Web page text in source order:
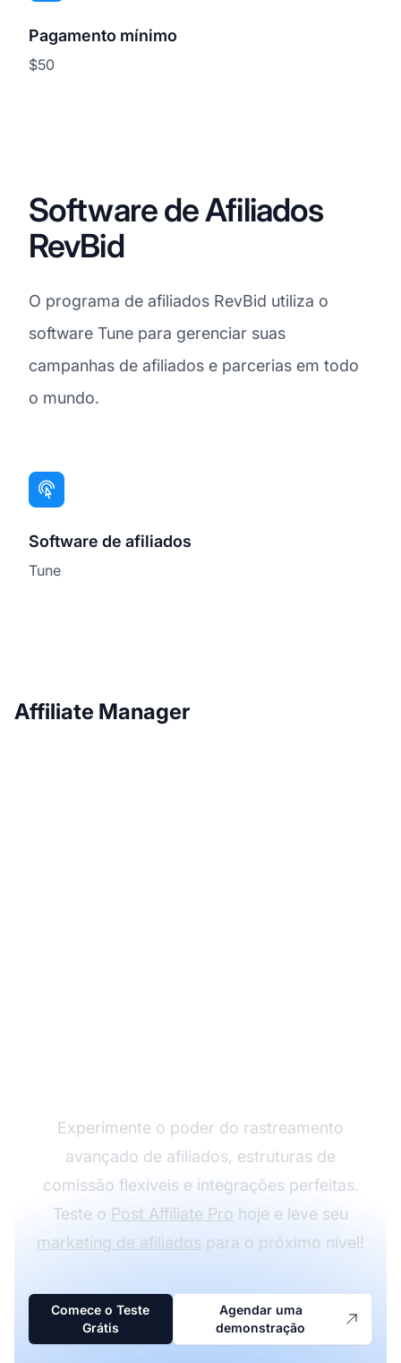
Pagamento mínimo
$50
Software de Afiliados
RevBid
O programa de afiliados RevBid utiliza o
software Tune para gerenciar suas
campanhas de afiliados e parcerias em todo
o mundo.
Software de afiliados
Tune
Affiliate Manager
Experimente o poder do rastreamento
avançado de afiliados, estruturas de
comissão flexíveis e integrações perfeitas.
Teste o Post Affiliate Pro hoje e leve seu
marketing de afiliados para o próximo nível!
Comece o Teste
Grátis
Agendar uma
demonstração